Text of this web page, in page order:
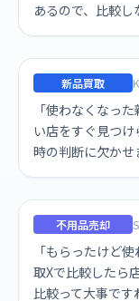
あるので、比較し
新品買取
「使わなくなっ
い店をすぐ見つ
時の判断に欠かせ
不用品売却
「もらったけど
取Xで比較したら
比較って大事です